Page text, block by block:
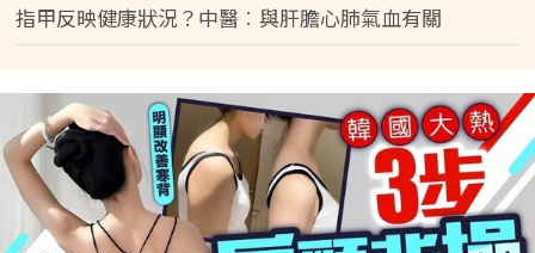
指甲反映健康狀況？中醫︰與肝膽心肺氣血有關